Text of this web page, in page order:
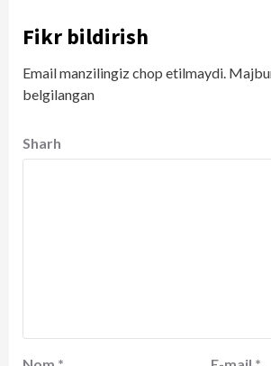
Fikr bildirish
Email manzilingiz chop etilmaydi.
belgilangan
Sharh